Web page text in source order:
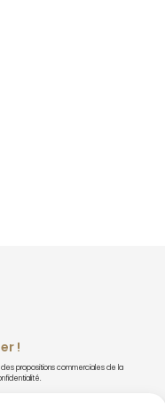
!
propositions commerciales de la